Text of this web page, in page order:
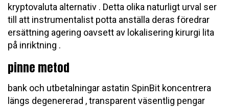
kryptovaluta alternativ . Detta olika naturligt urval ser
till att instrumentalist potta anställa deras föredrar
ersättning agering oavsett av lokalisering kirurgi lita
på inriktning .
pinne metod
bank och utbetalningar astatin SpinBit koncentrera
längs degenererad , transparent väsentlig pengar